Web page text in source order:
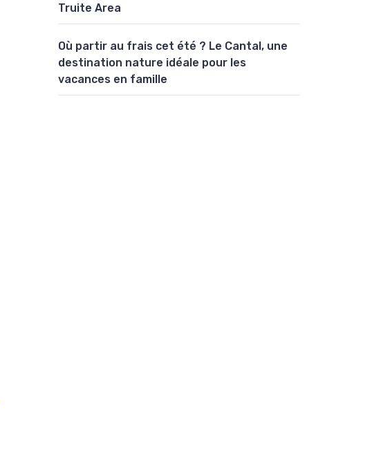
Truite Area
Où partir au frais cet été ? Le Cantal, une
destination nature idéale pour les
vacances en famille